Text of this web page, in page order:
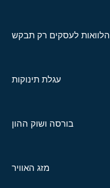
הלוואות לעסקים רק תבקש
עגלת תינוקות
בורסה ושוק ההון
מזג האוויר